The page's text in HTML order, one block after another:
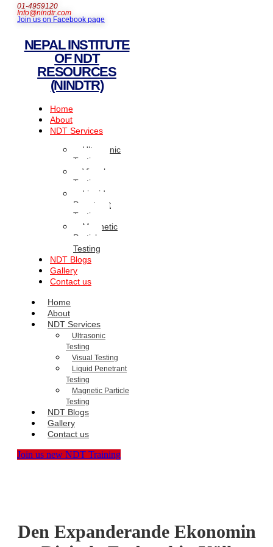
01-4959120
Info@nindtr.com
Join us on Facebook page
NEPAL INSTITUTE
OF NDT
RESOURCES
(NINDTR)
Home
About
NDT Services
Ultrasonic
Testing
Visual
Testing
Liquid
Penetrant
Testing
Magnetic
Particle
Testing
NDT Blogs
Gallery
Contact us
Home
About
NDT Services
Ultrasonic
Testing
Visual Testing
Liquid Penetrant
Testing
Magnetic Particle
Testing
NDT Blogs
Gallery
Contact us
Join us new NDT Training
Den Expanderande Ekonomin